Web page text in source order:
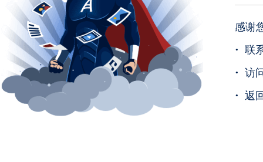
感谢
· 联
· 访
· 返